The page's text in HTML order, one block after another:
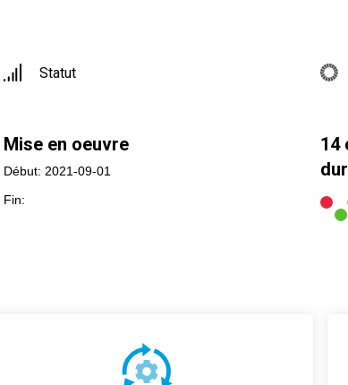
Statut
Mise en oeuvre
Début: 2021-09-01
Fin:
14